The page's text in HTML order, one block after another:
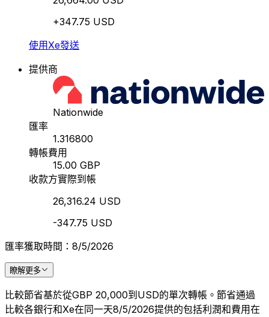
+347.75 USD
使用Xe發送
提供商
Nationwide
匯率
1.316800
轉帳費用
15.00 GBP
收款方實際到帳
26,316.24 USD
-347.75 USD
匯率獲取時間：8/5/2026
瞭解更多
比較節省基於從GBP 20,000到USD的單次轉帳。節省通過
比較各銀行和Xe在同一天8/5/2026提供的包括利潤和費用在